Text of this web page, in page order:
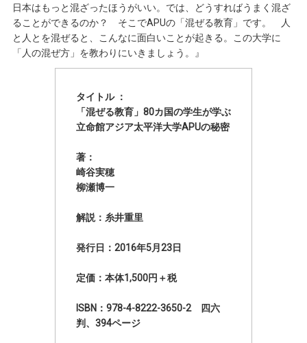
日本はもっと混ざったほうがいい。では、どうすればうまく混ざ
ることができるのか？ そこでAPUの「混ぜる教育」です。 人
と人とを混ぜると、こんなに面白いことが起きる。この大学に
「人の混ぜ方」を教わりにいきましょう。』
タイトル ：
「混ぜる教育」80カ国の学生が学ぶ
立命館アジア太平洋大学APUの秘密
著：
崎谷実穂
柳瀬博一
解説：糸井重里
発行日：2016年5月23日
定価：本体1,500円＋税
ISBN：978-4-8222-3650-2 四六
判、394ページ